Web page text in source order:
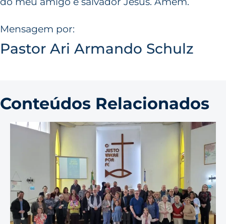
Mensagem por:
Pastor Ari Armando Schulz
Conteúdos Relacionados